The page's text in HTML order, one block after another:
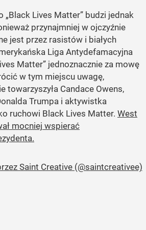
„Black Lives Matter” budzi jednak
przynajmniej w ojczyźnie
jest przez rasistów i białych
Liga Antydefamacyjna
Matter” jednoznacznie za mowę
w tym miejscu uwagę,
towarzyszyła Candace Owens,
Trumpa i aktywistka
ruchowi Black Lives Matter. West
mocniej wspierać
Saint Creative (@saintcreativee)